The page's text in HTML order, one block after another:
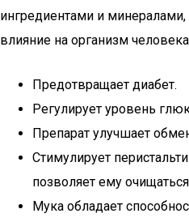
ингредиентами и
влияние на организм
Предотвращает диабет.
Регулирует уровень
Препарат улучшает
Стимулирует
позволяет ему
Мука обладает